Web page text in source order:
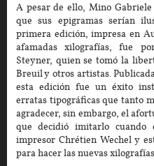
A pesar de ello, Mino
que sus epigramas serían
primera edición, impresa en
afamadas xilografías, fue
Steyner, quien se tomó la
Breuil y otros artistas.
esta edición fue un éxito
erratas tipográficas que tanto
agradecer, sin embargo, el
que decidió imitarlo cuando
impresor Chrétien Wechel y
para hacer las nuevas